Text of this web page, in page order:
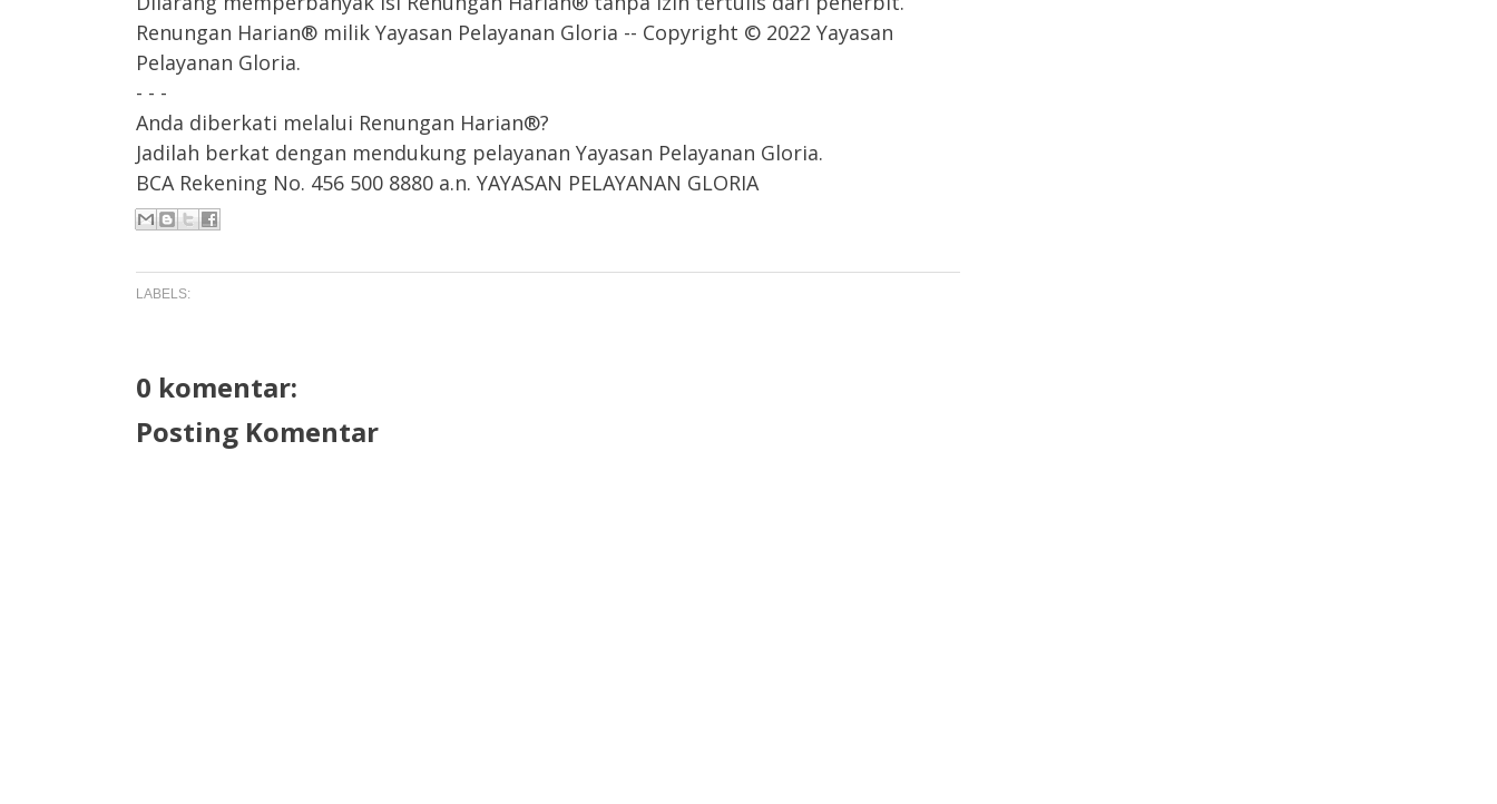
Renungan Harian® milik Yayasan Pelayanan Gloria -- Copyright © 2022 Yayasan
Pelayanan Gloria.
- - -
Anda diberkati melalui Renungan Harian®?
Jadilah berkat dengan mendukung pelayanan Yayasan Pelayanan Gloria.
BCA Rekening No. 456 500 8880 a.n. YAYASAN PELAYANAN GLORIA
LABELS:
0 komentar:
Posting Komentar